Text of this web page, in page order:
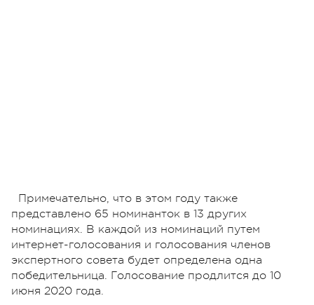
Примечательно, что в этом году также
представлено 65 номинанток в 13 других
номинациях. В каждой из номинаций путем
интернет-голосования и голосования членов
экспертного совета будет определена одна
победительница. Голосование продлится до 10
июня 2020 года.